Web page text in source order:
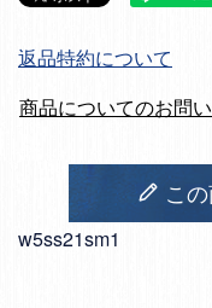
返品特約について
商品についてのお問
こ
w5ss21sm1